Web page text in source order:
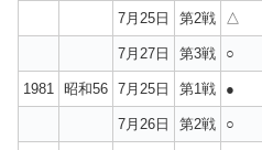
7月25日 第2戦 △
7月27日 第3戦 ○
1981 昭和56 7月25日 第1戦 ●
7月26日 第2戦 ○